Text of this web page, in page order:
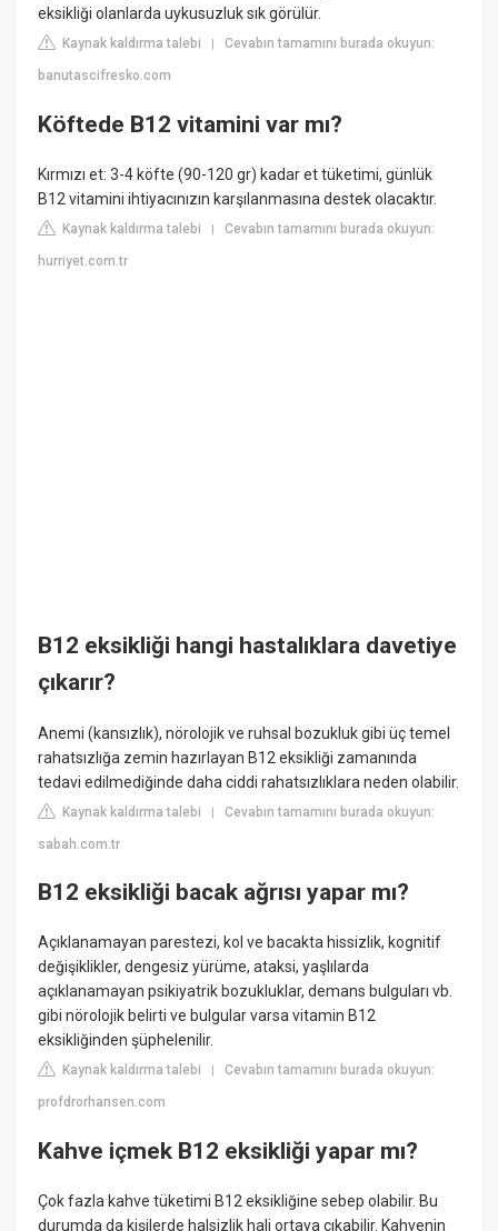
eksikliği olanlarda uykusuzluk sık görülür.
Kaynak kaldırma talebi |Cevabın tamamını burada okuyun:
banutascifresko.com
Köftede B12 vitamini var mı?
Kırmızı et: 3-4 köfte (90-120 gr) kadar et tüketimi, günlük
B12 vitamini ihtiyacınızın karşılanmasına destek olacaktır.
Kaynak kaldırma talebi |Cevabın tamamını burada okuyun:
hurriyet.com.tr
B12 eksikliği hangi hastalıklara davetiye
çıkarır?
Anemi (kansızlık), nörolojik ve ruhsal bozukluk gibi üç temel
rahatsızlığa zemin hazırlayan B12 eksikliği zamanında
tedavi edilmediğinde daha ciddi rahatsızlıklara neden olabilir.
Kaynak kaldırma talebi |Cevabın tamamını burada okuyun:
sabah.com.tr
B12 eksikliği bacak ağrısı yapar mı?
Açıklanamayan parestezi, kol ve bacakta hissizlik, kognitif
değişiklikler, dengesiz yürüme, ataksi, yaşlılarda
açıklanamayan psikiyatrik bozukluklar, demans bulguları vb.
gibi nörolojik belirti ve bulgular varsa vitamin B12
eksikliğinden şüphelenilir.
Kaynak kaldırma talebi |Cevabın tamamını burada okuyun:
profdrorhansen.com
Kahve içmek B12 eksikliği yapar mı?
Çok fazla kahve tüketimi B12 eksikliğine sebep olabilir. Bu
durumda da kişilerde halsizlik hali ortaya çıkabilir. Kahvenin